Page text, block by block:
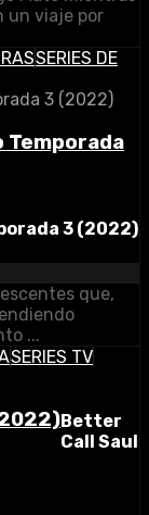
un viaje por
SERIES DE
Temporada
3 (2022)
que,
...
SERIES TV
Better
Call Saul